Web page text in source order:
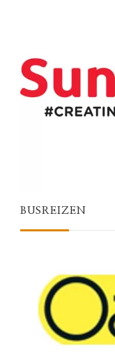
BUSREIZEN